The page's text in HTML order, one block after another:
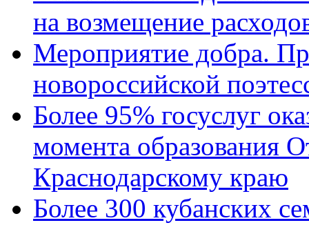
на возмещение
Мероприятие добра.
новороссийской
Более 95% госуслуг
момента образования
Краснодарскому краю
Более 300 кубанских